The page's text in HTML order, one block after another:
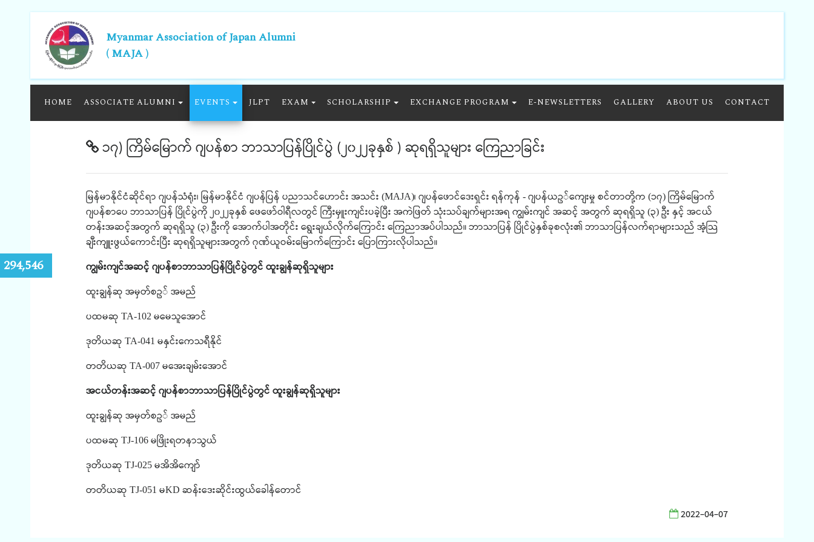
Myanmar Association of Japan Alumni
( MAJA )
HOME ASSOCIATE ALUMNI EVENTS JLPT EXAM SCHOLARSHIP EXCHANGE PROGRAM E-NEWSLETTERS GALLERY ABOUT US CONTACT
၁၇) ကြိမ်မြောက် ဂျပန်စာ ဘာသာပြန်ပြိုင်ပွဲ (၂၀၂၂ခုနှစ် ) ဆုရရှိသူများ ကြေညာခြင်း
မြန်မာနိုင်ငံဆိုင်ရာ ဂျပန်သံရုံး၊ မြန်မာနိုင်ငံ ဂျပန်ပြန် ပညာသင်ဟောင်း အသင်း (MAJA)၊ ဂျပန်ဖောင်ဒေးရှင်း ရန်ကုန် -ဂျပန်ယဥ်ကျေးမှု စင်တာတို့က (၁၇) ကြိမ်မြောက်
ဂျပန်စာပေ ဘာသာပြန် ပြိုင်ပွဲကို ၂၀၂၂ခုနှစ် ဖေဖော်ဝါရီလတွင် ကြီးမှူးကျင်းပခဲ့ပြီး အကဲဖြတ် သုံးသပ်ချက်များအရ ကျွမ်းကျင် အဆင့် အတွက် ဆုရရှိသူ (၃)ဦး နှင့် အငယ်
တန်းအဆင့်အတွက် ဆုရရှိသူ (၃)ဦးကို အောက်ပါအတိုင်း ရွေးချယ်လိုက်ကြောင်း ကြေညာအပ်ပါသည်။ဘာသာပြန် ပြိုင်ပွဲနှစ်ခုစလုံး၏ ဘာသာပြန်လက်ရာများသည် အံ့သြ
ချီးကျူးဖွယ်ကောင်းပြီး ဆုရရှိသူများအတွက် ဂုဏ်ယူဝမ်းမြောက်ကြောင်း ပြောကြားလိုပါသည်။
ကျွမ်းကျင်အဆင့် ဂျပန်စာဘာသာပြန်ပြိုင်ပွဲတွင် ထူးချွန်ဆုရှိသူများ
ထူးချွန်ဆု အမှတ်စဥ် အမည်
ပထမဆု TA-102မမေသူအောင်
ဒုတိယဆု TA-041မနှင်းကေသရီနိုင်
တတိယဆု TA-007မအေးချမ်းအောင်
အငယ်တန်းအဆင့် ဂျပန်စာဘာသာပြန်ပြိုင်ပွဲတွင် ထူးချွန်ဆုရှိသူများ
ထူးချွန်ဆု အမှတ်စဥ် အမည်
ပထမဆု TJ-106မဖြိုးရတနာသွယ်
ဒုတိယဆု TJ-025မအိအိကျော်
တတိယဆု TJ-051မKDဆန်းဒေးဆိုင်းထွယ်ခေါန်တောင်
2022-04-07
294,546